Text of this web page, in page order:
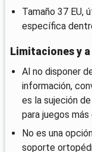
Tamaño 37 EU,
específica
Limitaciones y
Al no disponer
información,
es la sujeción
para juegos
No es una
soporte